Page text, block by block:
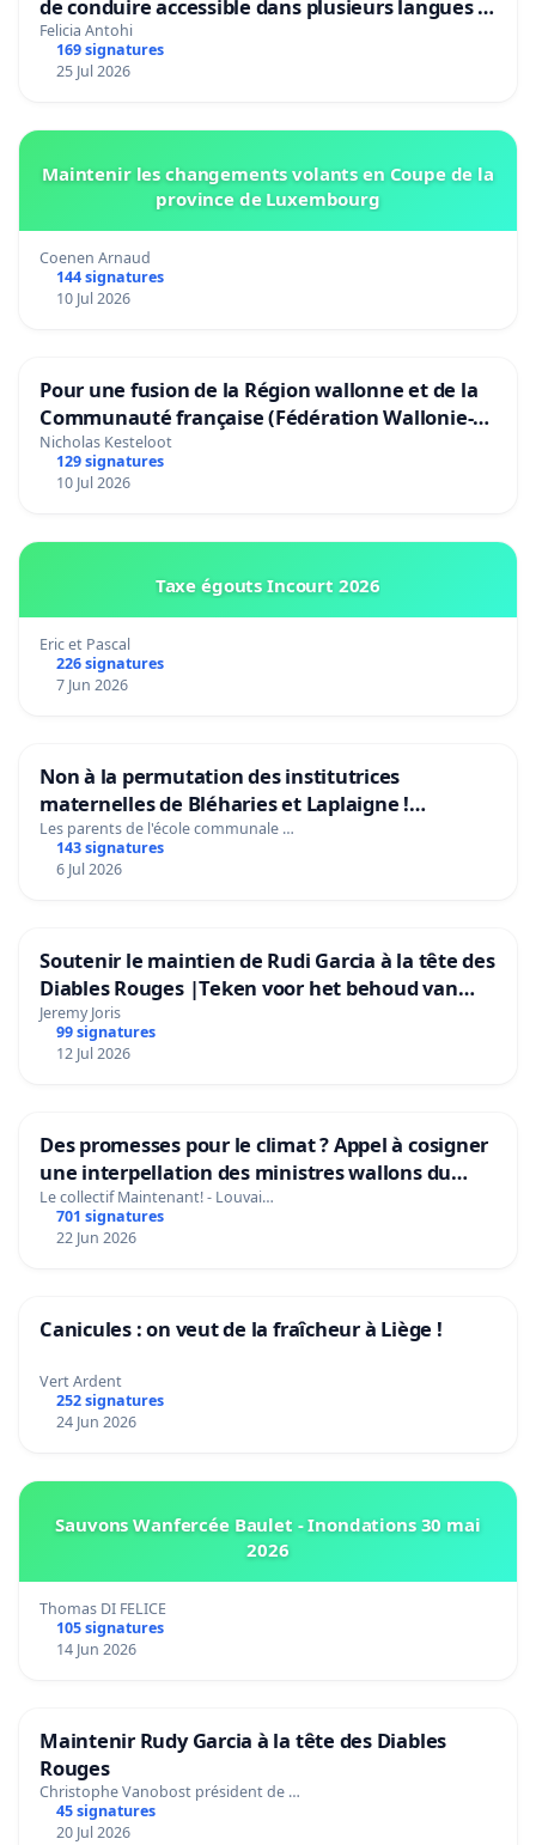
de conduire accessible dans plusieurs langues à
Bruxelles
Felicia Antohi
169 signatures
25 Jul 2026
Maintenir les changements volants en Coupe de la
province de Luxembourg
Coenen Arnaud
144 signatures
10 Jul 2026
Pour une fusion de la Région wallonne et de la
Communauté française (Fédération Wallonie-
Bruxelles)
Nicholas Kesteloot
129 signatures
10 Jul 2026
Taxe égouts Incourt 2026
Eric et Pascal
226 signatures
7 Jun 2026
Non à la permutation des institutrices
maternelles de Bléharies et Laplaigne !
Préservons la stabilité de nos enfants.
Les parents de l'école communale …
143 signatures
6 Jul 2026
Soutenir le maintien de Rudi Garcia à la tête des
Diables Rouges |Teken voor het behoud van
Rudi Garcia als bondscoach
Jeremy Joris
99 signatures
12 Jul 2026
Des promesses pour le climat ? Appel à cosigner
une interpellation des ministres wallons du
climat et de l’environnement.
Le collectif Maintenant! - Louvai…
701 signatures
22 Jun 2026
Canicules : on veut de la fraîcheur à Liège !
Vert Ardent
252 signatures
24 Jun 2026
Sauvons Wanfercée Baulet - Inondations 30 mai
2026
Thomas DI FELICE
105 signatures
14 Jun 2026
Maintenir Rudy Garcia à la tête des Diables
Rouges
Christophe Vanobost président de …
45 signatures
20 Jul 2026